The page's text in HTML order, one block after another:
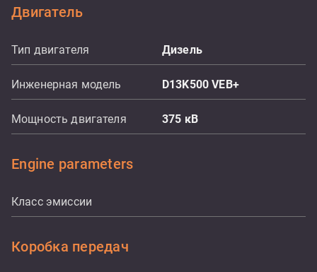
Двигатель
Тип двигателя Дизель
Инженерная модель D13K500 VEB+
Мощность двигателя 375 кВ
Engine parameters
Класс эмиссии
Коробка передач